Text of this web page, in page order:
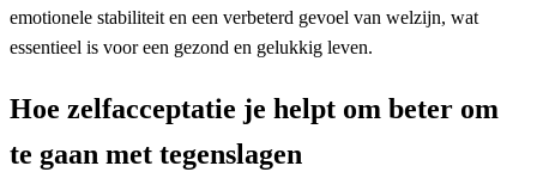
emotionele stabiliteit en een verbeterd gevoel van welzijn, wat
essentieel is voor een gezond en gelukkig leven.
Hoe zelfacceptatie je helpt om beter om
te gaan met tegenslagen